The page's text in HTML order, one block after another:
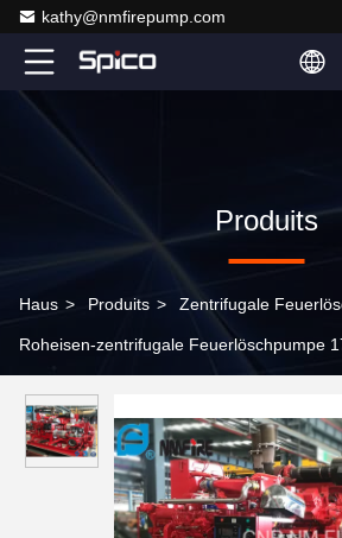
kathy@nmfirepump.com
Produits
Haus > Produits > Zentrifugale
Roheisen-zentrifugale Feuerlöschpumpe